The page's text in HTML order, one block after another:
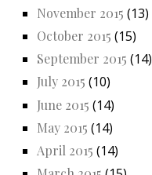
November 2015 (13)
October 2015 (15)
September 2015 (14)
July 2015 (10)
June 2015 (14)
May 2015 (14)
April 2015 (14)